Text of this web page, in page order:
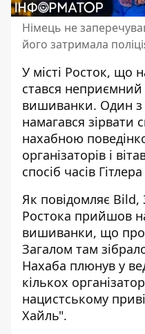
Німець не
його затримала
У місті Росток, що
стався неприємний
вишиванки. Один з
намагався зірвати
нахабною
організаторів і
спосіб часів
Як повідомляє Bild,
Ростока прийшов
вишиванки, що
Загалом там
Нахаба плюнув у
кількох
нацистському
Хайль".